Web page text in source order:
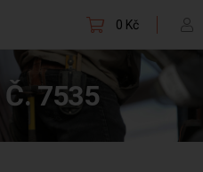
0 Kč
Č. 7535